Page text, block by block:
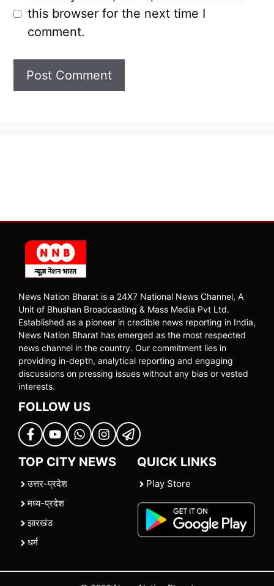
this browser for the next time I
comment.
News Nation Bharat is a 24X7 National News Channel, A
Unit of Bhushan Broadcasting & Mass Media Pvt Ltd.
Established as a pioneer in credible news reporting in India,
News Nation Bharat has emerged as the most respected
news channel in the country. Our commitment lies in
providing in-depth, analytical reporting and engaging
discussions on pressing issues without any bias or vested
interests.
FOLLOW US
TOP CITY NEWS
उत्तर-प्रदेश
मध्य-प्रदेश
झारखंड
धर्म
QUICK LINKS
Play Store